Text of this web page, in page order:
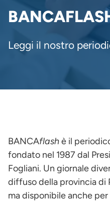
PANE
Leggi il nostro
BANCAflashè il
fondato nel 1987 dal
Fogliani. Un giornale
diffuso della provincia di
ma disponibile anche